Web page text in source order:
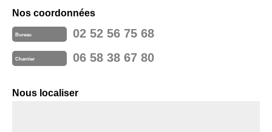
Nos coordonnées
Bureau 02 52 56 75 68
Chantier 06 58 38 67 80
Nous localiser